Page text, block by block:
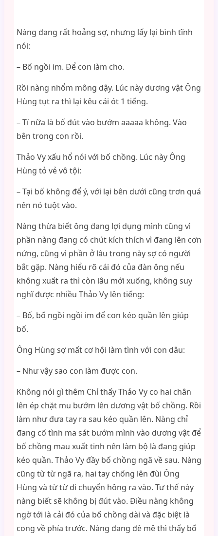
Nàng đang rất hoảng sợ, nhưng lấy lại bình tĩnh
nói:
– Bố ngồi im. Để con làm cho.
Rồi nàng nhổm mông dậy. Lúc này dương vật Ông
Hùng tụt ra thì lại kêu cái ót 1 tiếng.
– Tí nữa là bố đút vào bướm aaaaa không. Vào
bên trong con rồi.
Thảo Vy xấu hổ nói với bố chồng. Lúc này Ông
Hùng tỏ vẻ vô tội:
– Tại bố không để ý, với lại bên dưới cũng trơn quá
nên nó tuột vào.
Nàng thừa biết ông đang lợi dụng mình cũng vì
phần nàng đang có chút kích thích vì đang lên cơn
nứng, cũng vì phần ở lâu trong này sợ có người
bắt gặp. Nàng hiểu rõ cái đó của đàn ông nếu
không xuất ra thì còn lâu mới xuống, không suy
nghĩ được nhiều Thảo Vy lên tiếng:
– Bố, bố ngồi ngồi im để con kéo quần lên giúp
bố.
Ông Hùng sợ mất cơ hội làm tình với con dâu:
– Như vậy sao con làm được con.
Không nói gì thêm Chỉ thấy Thảo Vy co hai chân
lên ép chặt mu bướm lên dương vật bố chồng. Rồi
làm như đưa tay ra sau kéo quần lên. Nàng chỉ
đang cố tình ma sát bướm mình vào dương vật để
bố chồng mau xuất tinh nên làm bộ là đang giúp
kéo quần. Thảo Vy đầy bố chồng ngã về sau. Nàng
cũng từ từ ngã ra, hai tay chống lên đùi Ông
Hùng và từ từ di chuyển hông ra vào. Tư thế này
nàng biết sẽ không bị đút vào. Điều nàng không
ngờ tới là cải đó của bố chồng dài và đặc biệt là
cong về phía trước. Nàng đang đê mê thì thấy bố